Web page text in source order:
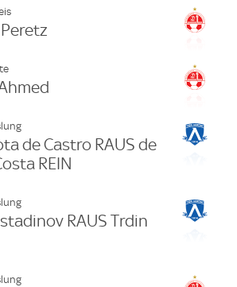
de Castro RAUS de
REIN
RAUS Trdin